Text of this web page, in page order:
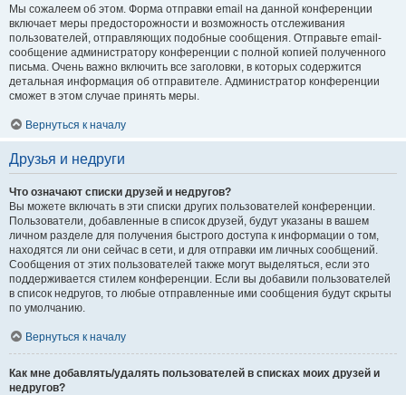
Мы сожалеем об этом. Форма отправки email на данной конференции
включает меры предосторожности и возможность отслеживания
пользователей, отправляющих подобные сообщения. Отправьте email-
сообщение администратору конференции с полной копией полученного
письма. Очень важно включить все заголовки, в которых содержится
детальная информация об отправителе. Администратор конференции
сможет в этом случае принять меры.
Вернуться к началу
Друзья и недруги
Что означают списки друзей и недругов?
Вы можете включать в эти списки других пользователей конференции.
Пользователи, добавленные в список друзей, будут указаны в вашем
личном разделе для получения быстрого доступа к информации о том,
находятся ли они сейчас в сети, и для отправки им личных сообщений.
Сообщения от этих пользователей также могут выделяться, если это
поддерживается стилем конференции. Если вы добавили пользователей
в список недругов, то любые отправленные ими сообщения будут скрыты
по умолчанию.
Вернуться к началу
Как мне добавлять/удалять пользователей в списках моих друзей и
недругов?